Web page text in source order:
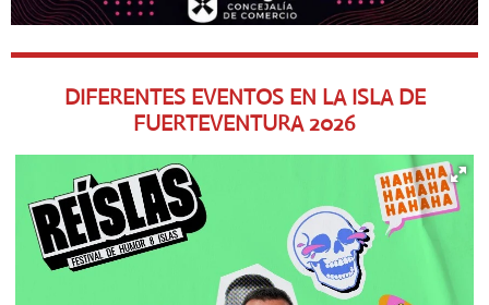
DIFERENTES EVENTOS EN LA ISLA DE
FUERTEVENTURA2026